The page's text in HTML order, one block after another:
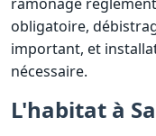
obligatoire,
important, et
nécessaire.
L'habitat à